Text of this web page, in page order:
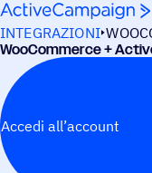
Salta al contenuto
INTEGRAZIONI
WooCom­merce +
Accedi all’account